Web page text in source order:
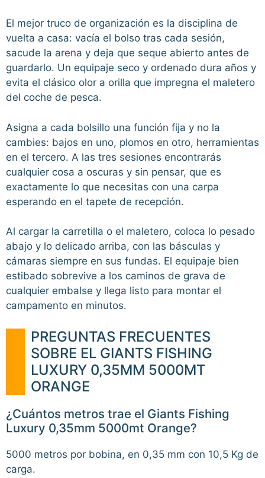
El mejor truco de organización es la disciplina de
vuelta a casa: vacía el bolso tras cada sesión,
sacude la arena y deja que seque abierto antes de
guardarlo. Un equipaje seco y ordenado dura años y
evita el clásico olor a orilla que impregna el maletero
del coche de pesca.
Asigna a cada bolsillo una función fija y no la
cambies: bajos en uno, plomos en otro, herramientas
en el tercero. A las tres sesiones encontrarás
cualquier cosa a oscuras y sin pensar, que es
exactamente lo que necesitas con una carpa
esperando en el tapete de recepción.
Al cargar la carretilla o el maletero, coloca lo pesado
abajo y lo delicado arriba, con las básculas y
cámaras siempre en sus fundas. El equipaje bien
estibado sobrevive a los caminos de grava de
cualquier embalse y llega listo para montar el
campamento en minutos.
PREGUNTAS FRECUENTES
SOBRE EL GIANTS FISHING
LUXURY 0,35MM 5000MT
ORANGE
¿Cuántos metros trae el Giants Fishing
Luxury 0,35mm 5000mt Orange?
5000 metros por bobina, en 0,35 mm con 10,5 Kg de
carga.